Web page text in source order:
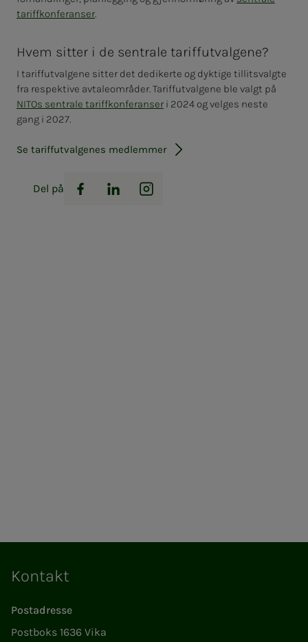
tariffkonferanser.
Hvem sitter i de sentrale tariffutvalgene?
I tariffutvalgene sitter det dedikerte og dyktige tillitsvalgte
fra respektive avtaleområder. Tariffutvalgene ble valgt på
NITOs sentrale tariffkonferanser i 2024 og velges neste
gang i 2027.
Se tariffutvalgenes medlemmer
Del på
Facebook
LinkedInInstagram
Kontakt
Postadresse
Postboks 1636 Vika